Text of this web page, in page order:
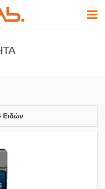
Ειδών